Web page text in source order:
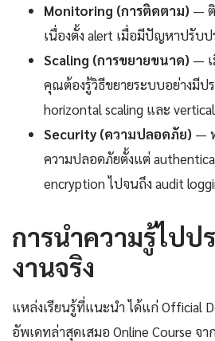
Monitoring (การติดตาม) —
เนื่องตั้ง alert เมื่อมีปัญหาปรับป
Scaling (การขยายขนาด) —
คุณต้องรู้วิธีขยายระบบอย่างมีป
horizontal scaling และ
Security (ความปลอดภัย) —
ความปลอดภัยตั้งแต่
encryption ไปจนถึง audit
การนำความรู้ไปป
งานจริง
แหล่งเรียนรู้ที่แนะนำ ได้แก่ Official
อัพเดทล่าสุดเสมอ Online Course จา